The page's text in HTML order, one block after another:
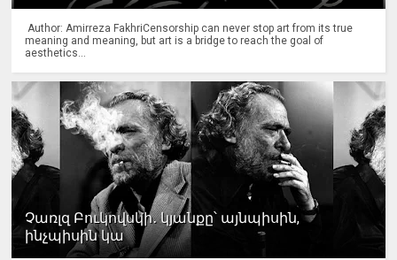
Author: Amirreza FakhriCensorship can never stop art from its true
meaning and meaning, but art is a bridge to reach the goal of
aesthetics...
Չառլզ Բուկովսկի․ կյանքը՝ այնպիսին,
ինչպիսին կա